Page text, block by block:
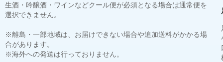
生酒・吟醸酒・ワインなどクール便が必須となる場合は通常便を
選択できません。
※離島・一部地域は、お届けできない場合や追加送料がかかる場
合があります。
※海外への発送は行っておりません。